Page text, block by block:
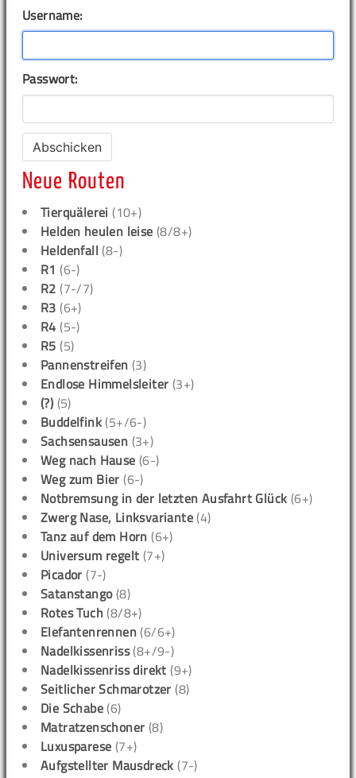
Username:
Passwort:
Neue Routen
Tierquälerei (10+)
Helden heulen leise (8/8+)
Heldenfall (8-)
R1 (6-)
R2 (7-/7)
R3 (6+)
R4 (5-)
R5 (5)
Pannenstreifen (3)
Endlose Himmelsleiter (3+)
(?) (5)
Buddelfink (5+/6-)
Sachsensausen (3+)
Weg nach Hause (6-)
Weg zum Bier (6-)
Notbremsung in der letzten Ausfahrt Glück (6+)
Zwerg Nase, Linksvariante (4)
Tanz auf dem Horn (6+)
Universum regelt (7+)
Picador (7-)
Satanstango(8)
Rotes Tuch (8/8+)
Elefantenrennen (6/6+)
Nadelkissenriss(8+/9-)
Nadelkissenriss direkt (9+)
Seitlicher Schmarotzer (8)
Die Schabe (6)
Matratzenschoner (8)
Luxusparese (7+)
Aufgstellter Mausdreck (7-)